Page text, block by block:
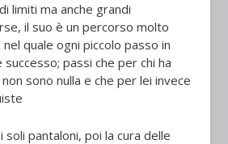
limiti ma anche grandi
il suo è un percorso molto
quale ogni piccolo passo in
passi che per chi ha
non sono nulla e che per lei invece
soli pantaloni, poi la cura delle